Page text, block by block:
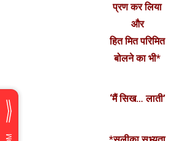
प्रण कर लिया
और
हित मित परिमित
बोलने का भी*
‘मैं सिख… लाती’